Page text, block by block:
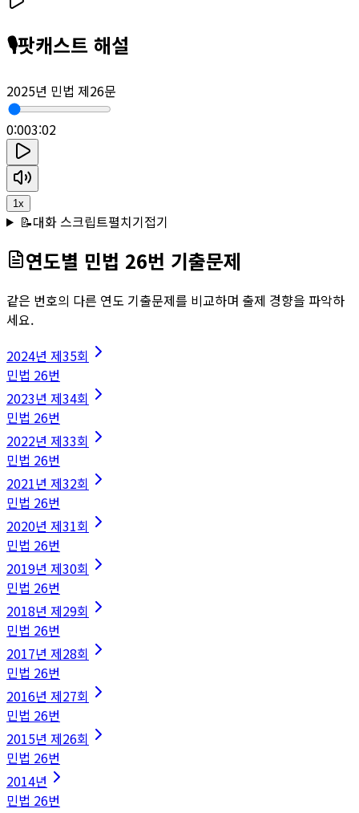
🎙️팟캐스트 해설
2025년 민법 제26문
0:003:02
1x
📝대화 스크립트펼치기접기
연도별 민법 26번 기출문제
같은 번호의 다른 연도 기출문제를 비교하며 출제 경향을 파악하
세요.
2024년 제35회
민법 26번
2023년 제34회
민법 26번
2022년 제33회
민법 26번
2021년 제32회
민법 26번
2020년 제31회
민법 26번
2019년 제30회
민법 26번
2018년 제29회
민법 26번
2017년 제28회
민법 26번
2016년 제27회
민법 26번
2015년 제26회
민법 26번
2014년
민법 26번